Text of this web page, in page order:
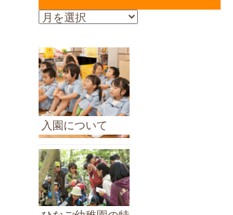
お
ら
せ
の
ア
ー
カ
イ
ブ
入園について